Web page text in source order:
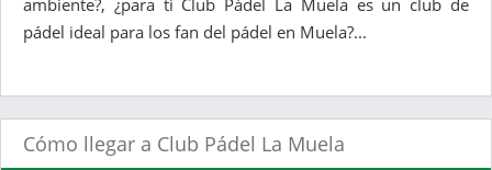
ambiente?, ¿para ti Club Pádel La Muela es un club de
pádel ideal para los fan del pádel en Muela?...
Cómo llegar a Club Pádel La Muela